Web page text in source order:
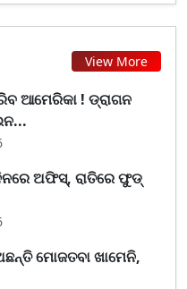
View More
ଆମେରିକା ! ଡ୍ରାଗନ
ଅଫିସ୍, ରାତିରେ ଫୁଡ୍
ମୋଜତବା ଖାମେନି,